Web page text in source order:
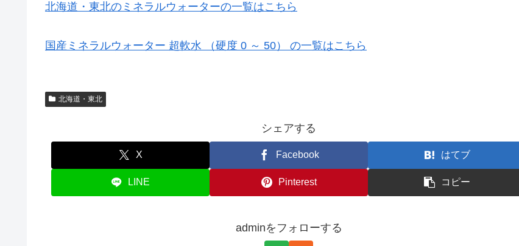
北海道・東北のミネラルウォーターの一覧はこちら
国産ミネラルウォーター 超軟水 （硬度 0 ～ 50） の一覧はこちら
北海道・東北
シェアする
X Facebook はてブ
LINE Pinterest コピー
adminをフォローする